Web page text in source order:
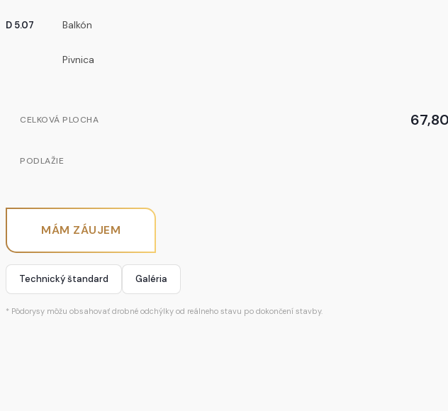
D 5.07 Balkón
Pivnica
CELKOVÁ PLOCHA 67,80
PODLAŽIE
MÁM ZÁUJEM
Technický štandard Galéria
* Pôdorysy môžu obsahovať drobné odchýlky od reálneho stavu po dokončení stavby.